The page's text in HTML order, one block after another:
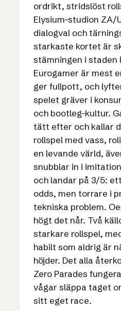
ordrikt, stridslöst
Elysium-studion ZA/
dialogval och
starkaste kortet är
stämningen i staden
Eurogamer är mest
ger fullpott, och
spelet gräver i
och bootleg-kultur.
tätt efter och kallar
rollspel med vass,
en levande värld,
snubblar in i
och landar på 3/5:
odds, men torrare i
tekniska problem.
högt det når. Två
starkare rollspel,
habilt som aldrig är
höjder. Det alla
Zero Parades
vågar släppa taget
sitt eget race.